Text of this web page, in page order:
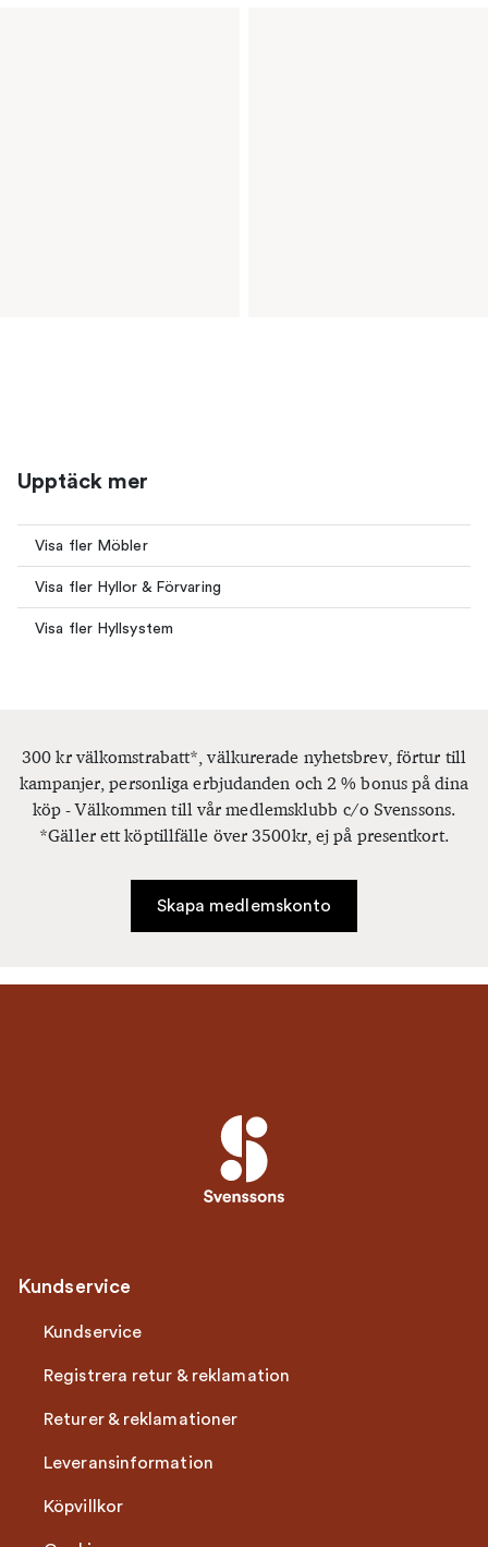
Upptäck mer
Visa fler Möbler
Visa fler Hyllor & Förvaring
Visa fler Hyllsystem
300 kr välkomstrabatt*, välkurerade nyhetsbrev, förtur till
kampanjer, personliga erbjudanden och 2 % bonus på dina
köp - Välkommen till vår medlemsklubb c/o Svenssons.
*Gäller ett köptillfälle över 3500kr, ej på presentkort.
Skapa medlemskonto
Kundservice
Kundservice
Registrera retur & reklamation
Returer & reklamationer
Leveransinformation
Köpvillkor